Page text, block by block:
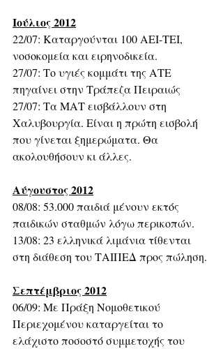
Ιούλιος 2012
22/07: Καταργούνται 100 ΑΕΙ-ΤΕΙ,
νοσοκομεία και ειρηνοδικεία.
27/07: Το υγιές κομμάτι της ΑΤΕ
πηγαίνει στην Τράπεζα Πειραιώς
27/07: Τα ΜΑΤ εισβάλλουν στη
Χαλυβουργία. Είναι η πρώτη εισβολή
που γίνεται ξημερώματα. Θα
ακολουθήσουν κι άλλες.
Αύγουστος 2012
08/08: 53.000 παιδιά μένουν εκτός
παιδικών σταθμών λόγω περικοπών.
13/08: 23 ελληνικά λιμάνια τίθενται
στη διάθεση του ΤΑΙΠΕΔ προς πώληση.
Σεπτέμβριος 2012
06/09: Με Πράξη Νομοθετικού
Περιεχομένου καταργείται το
ελάχιστο ποσοστό συμμετοχής του